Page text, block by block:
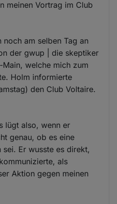
meinen Vortrag im Club
am selben Tag an
der gwup | die skeptiker​
welche mich zum
Holm informierte
den Club Voltaire.
lügt also, wenn er
genau, ob es eine
Er wusste es direkt,
als
Aktion gegen meinen